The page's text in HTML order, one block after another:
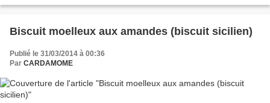
Biscuit moelleux aux amandes (biscuit sicilien)
Publié le 31/03/2014 à 00:36
Par CARDAMOME